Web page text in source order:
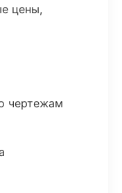
цены,
чертежам